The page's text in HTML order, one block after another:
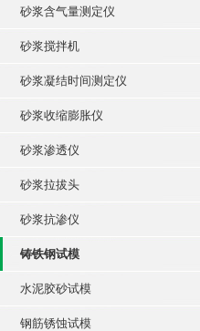
砂浆含气量测定仪
砂浆搅拌机
砂浆凝结时间测定仪
砂浆收缩膨胀仪
砂浆渗透仪
砂浆拉拔头
砂浆抗渗仪
铸铁钢试模
水泥胶砂试模
钢筋锈蚀试模